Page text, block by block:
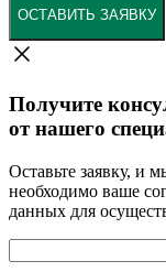
ОСТАВИТЬ ЗАЯВКУ
Получите
от нашего
Оставьте заявку, и
необходимо ваше
данных для